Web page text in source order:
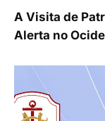
A Visita de
Alerta no